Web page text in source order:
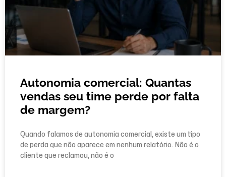
Autonomia comercial: Quantas
vendas seu time perde por falta
de margem?
Quando falamos de autonomia comercial, existe um tipo
de perda que não aparece em nenhum relatório. Não é o
cliente que reclamou, não é o